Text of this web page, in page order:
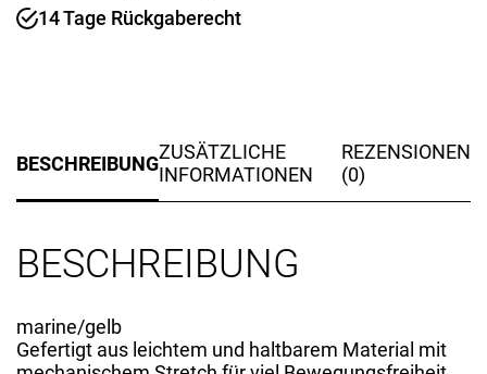
14 Tage Rückgaberecht
BESCHREIBUNGZUSÄTZLICHE
INFORMATIONEN
REZENSIONEN
(0)
BESCHREIBUNG
marine/gelb
Gefertigt aus leichtem und haltbarem Material mit